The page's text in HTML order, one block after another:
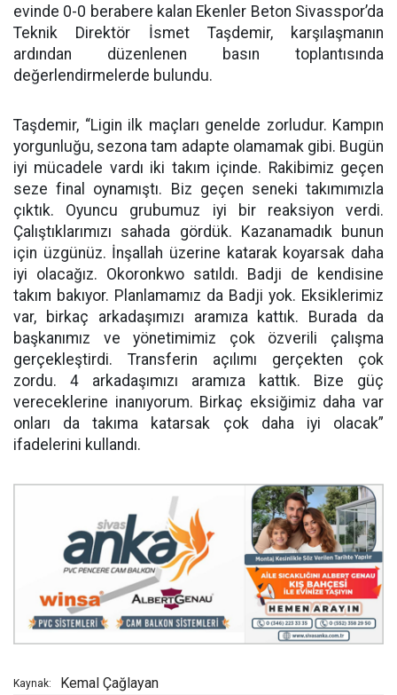
evinde 0-0 berabere kalan Ekenler Beton Sivasspor’da
Teknik Direktör İsmet Taşdemir, karşılaşmanın
ardından düzenlenen basın toplantısında
değerlendirmelerde bulundu.
Taşdemir, “Ligin ilk maçları genelde zorludur. Kampın
yorgunluğu, sezona tam adapte olamamak gibi. Bugün
iyi mücadele vardı iki takım içinde. Rakibimiz geçen
seze final oynamıştı. Biz geçen seneki takımımızla
çıktık. Oyuncu grubumuz iyi bir reaksiyon verdi.
Çalıştıklarımızı sahada gördük. Kazanamadık bunun
için üzgünüz. İnşallah üzerine katarak koyarsak daha
iyi olacağız. Okoronkwo satıldı. Badji de kendisine
takım bakıyor. Planlamamız da Badji yok. Eksiklerimiz
var, birkaç arkadaşımızı aramıza kattık. Burada da
başkanımız ve yönetimimiz çok özverili çalışma
gerçekleştirdi. Transferin açılımı gerçekten çok
zordu. 4 arkadaşımızı aramıza kattık. Bize güç
vereceklerine inanıyorum. Birkaç eksiğimiz daha var
onları da takıma katarsak çok daha iyi olacak”
ifadelerini kullandı.
Kaynak: Kemal Çağlayan